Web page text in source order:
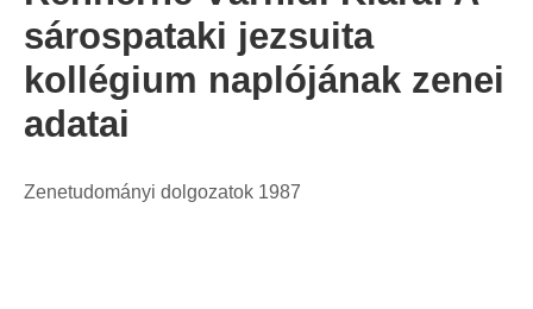
sárospataki jezsuita
kollégium naplójának zenei
adatai
Zenetudományi dolgozatok 1987